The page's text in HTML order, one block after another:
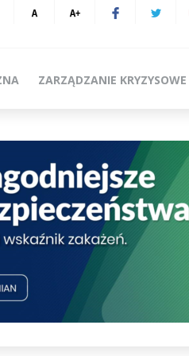
ZARZĄDZANIE KRYZYSOWE